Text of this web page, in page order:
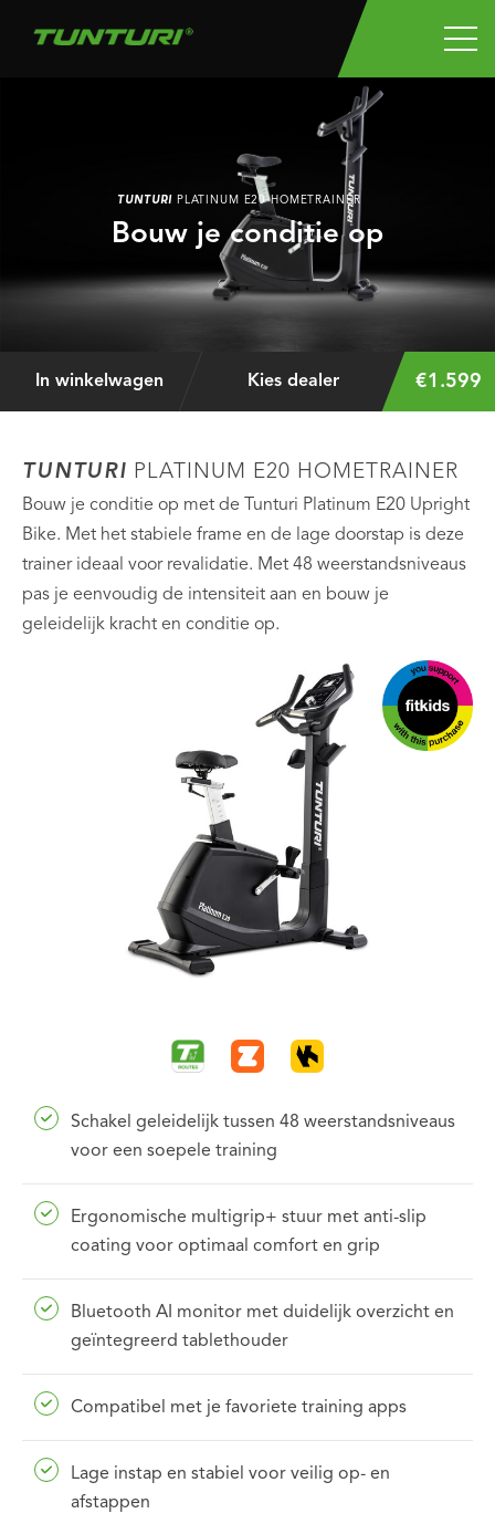
TUNTURI PLATINUM E20 HOMETRAINER
Bouw je conditie op
In winkelwagen Kies dealer €1.599
TUNTURI PLATINUM E20 HOMETRAINER
Bouw je conditie op met de Tunturi Platinum E20 Upright
Bike. Met het stabiele frame en de lage doorstap is deze
trainer ideaal voor revalidatie. Met 48 weerstandsniveaus
pas je eenvoudig de intensiteit aan en bouw je
geleidelijk kracht en conditie op.
Schakel geleidelijk tussen 48 weerstandsniveaus
voor een soepele training
Ergonomische multigrip+ stuur met anti-slip
coating voor optimaal comfort en grip
Bluetooth AI monitor met duidelijk overzicht en
geïntegreerd tablethouder
Compatibel met je favoriete training apps
Lage instap en stabiel voor veilig op- en
afstappen